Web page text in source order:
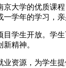
大学的优质课
学年的学习，
学生开放。学
精神。
资源，为学生